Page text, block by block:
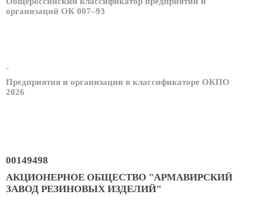
организаций ОК 007–93
-
Предприятия и организации в классификаторе ОКПО
2026
00149498
АКЦИОНЕРНОЕ ОБЩЕСТВО "АРМАВИРСКИЙ
ЗАВОД РЕЗИНОВЫХ ИЗДЕЛИЙ"